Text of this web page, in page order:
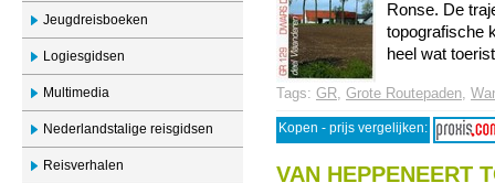
Jeugdreisboeken
Logiesgidsen
Multimedia
Nederlandstalige reisgidsen
Reisverhalen
Ronse. De
topografische
heel wat
Tags: GR, Grote Routepaden,
Kopen - prijs vergelijken:
VAN HEPPENEERT